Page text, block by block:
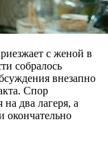
с женой в
собралось
внезапно
Спор
два лагеря, а
окончательно